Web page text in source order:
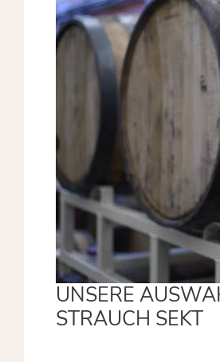
UNSERE
STRAUCH SEKT